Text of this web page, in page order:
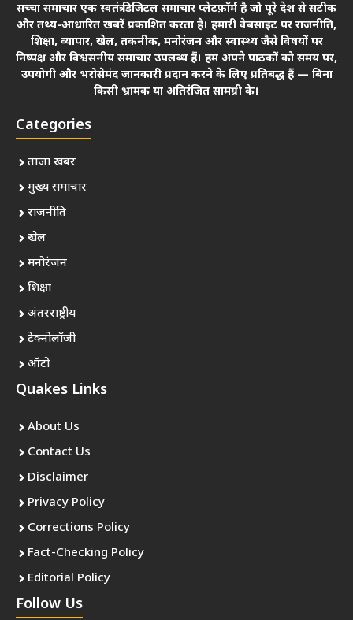
सच्चा समाचार एक स्वतंत्र डिजिटल समाचार प्लेटफ़ॉर्म है जो पूरे देश से सटीक
और तथ्य-आधारित खबरें प्रकाशित करता है। हमारी वेबसाइट पर राजनीति,
शिक्षा, व्यापार, खेल, तकनीक, मनोरंजन और स्वास्थ्य जैसे विषयों पर
निष्पक्ष और विश्वसनीय समाचार उपलब्ध हैं। हम अपने पाठकों को समय पर,
उपयोगी और भरोसेमंद जानकारी प्रदान करने के लिए प्रतिबद्ध हैं — बिना
किसी भ्रामक या अतिरंजित सामग्री के।
Categories
ताजा खबर
मुख्य समाचार
राजनीति
खेल
मनोरंजन
शिक्षा
अंतरराष्ट्रीय
टेक्नोलॉजी
ऑटो
Quakes Links
About Us
Contact Us
Disclaimer
Privacy Policy
Corrections Policy
Fact-Checking Policy
Editorial Policy
Follow Us